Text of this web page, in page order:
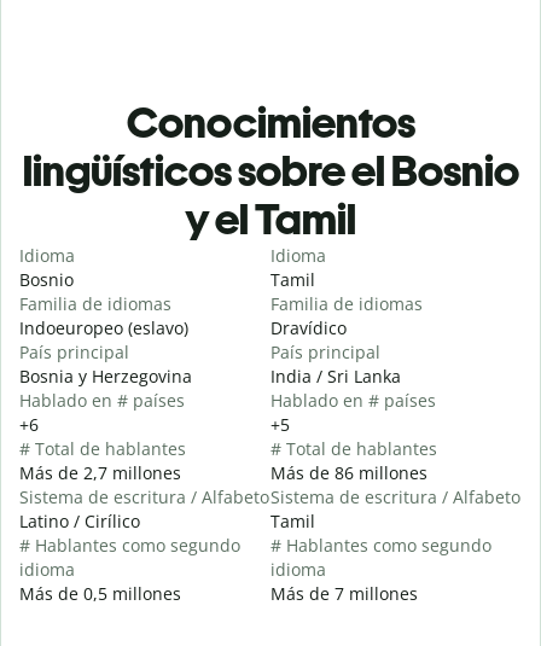
Conocimientos
lingüísticos sobre el Bosnio
y el Tamil
Idioma
Bosnio
Familia de idiomas
Indoeuropeo (eslavo)
País principal
Bosnia y Herzegovina
Hablado en # países
+6
# Total de hablantes
Más de 2,7 millones
Sistema de escritura / Alfabeto
Latino / Cirílico
# Hablantes como segundo
idioma
Más de 0,5 millones
Idioma
Tamil
Familia de idiomas
Dravídico
País principal
India / Sri Lanka
Hablado en # países
+5
# Total de hablantes
Más de 86 millones
Sistema de escritura / Alfabeto
Tamil
# Hablantes como segundo
idioma
Más de 7 millones